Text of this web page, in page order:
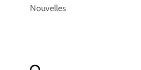
Nouvelles